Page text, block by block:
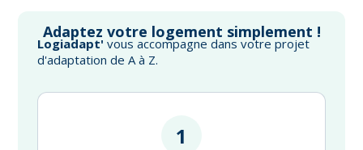
Adaptez votre logement simplement !
Logiadapt' vous accompagne dans votre projet
d'adaptation de A à Z.
1